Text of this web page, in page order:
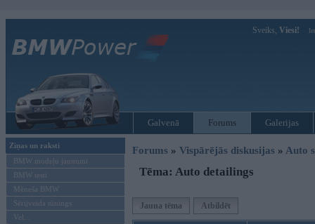
Sveiks, Viesi!
Galvenā Forums Galerijas
Ziņas un raksti
BMW modeļu jaunumi
BMW testi
Mēneša BMW
Sērijveida tūnings
Vel...
Forums » Vispārējās diskusijas » Auto
Tēma: Auto detailings
Jauna tēma Atbildēt